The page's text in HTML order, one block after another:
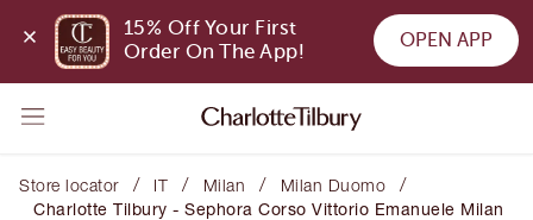
15% Off Your First
Order On The App!
OPEN APP
Store locator / IT / Milan / Milan Duomo /
Charlotte Tilbury - Sephora Corso Vittorio Emanuele Milan